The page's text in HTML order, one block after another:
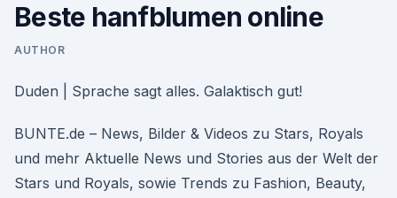
Beste hanfblumen online
AUTHOR
Duden | Sprache sagt alles. Galaktisch gut!
BUNTE.de – News, Bilder & Videos zu Stars, Royals
und mehr Aktuelle News und Stories aus der Welt der
Stars und Royals, sowie Trends zu Fashion, Beauty,